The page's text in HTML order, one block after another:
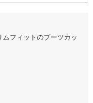
フィットのブーツカッ